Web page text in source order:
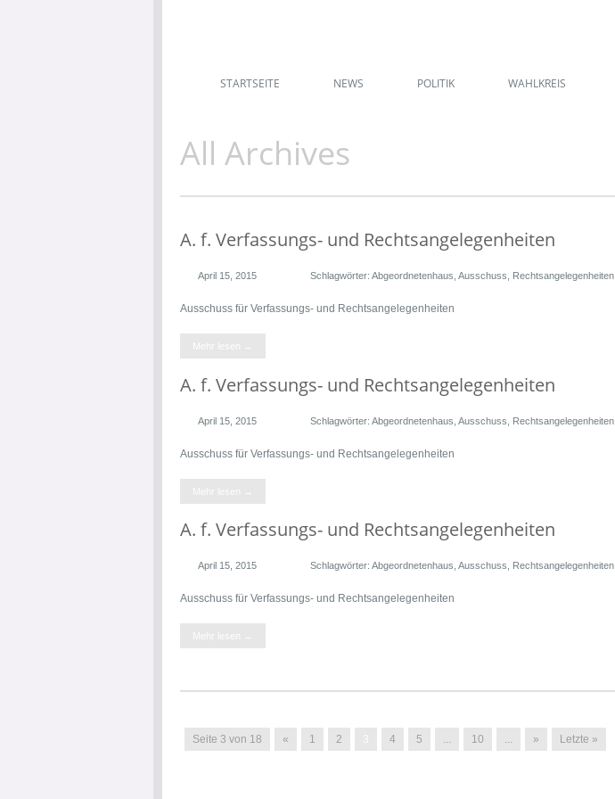
STARTSEITE NEWS POLITIK WAHLKREIS
All Archives
A. f. Verfassungs- und Rechtsangelegenheiten
April 15, 2015 Schlagwörter: Abgeordnetenhaus Ausschuss Rechtsangelegenheiten
Ausschuss für Verfassungs- und Rechtsangelegenheiten
Mehr lesen →
A. f. Verfassungs- und Rechtsangelegenheiten
April 15, 2015 Schlagwörter: Abgeordnetenhaus Ausschuss Rechtsangelegenheiten
Ausschuss für Verfassungs- und Rechtsangelegenheiten
Mehr lesen →
A. f. Verfassungs- und Rechtsangelegenheiten
April 15, 2015 Schlagwörter: Abgeordnetenhaus Ausschuss Rechtsangelegenheiten
Ausschuss für Verfassungs- und Rechtsangelegenheiten
Mehr lesen →
Seite 3 von 18 « 1 2 3 4 5 10 » Letzte »